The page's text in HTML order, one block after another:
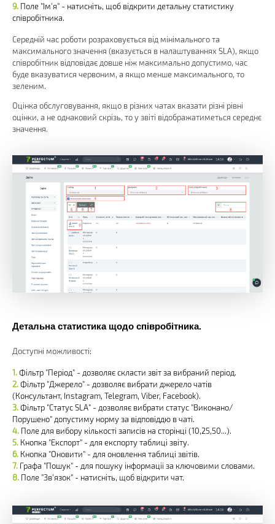
Поле "Ім'я" - натисніть, щоб відкрити детальну статистику
співробітника.
Середній час роботи розраховується від мінімального та
максимального значення (вказується в налаштуваннях SLA), якщо
співробітник відповідає довше ніж максимально допустимо, час
буде вказуватися червоним, а якщо менше максимального, то
зеленим.
Оцінка обслуговування, якщо в різних чатах вказати різні рівні
оцінки, а не однаковий скрізь, то у звіті відображатиметься середнє
значення.
Детальна статистика щодо співробітника.
Доступні можливості:
Фільтр "Період" - дозволяє скласти звіт за вибраний період.
Фільтр "Джерело" - дозволяє вибрати джерело чатів
(Консультант, Instagram, Telegram, Viber, Facebook).
Фільтр "Статус SLA" - дозволяє вибрати статус "Виконано/
Порушено" допустиму норму за відповіддю в чаті.
Поле для вибору кількості записів на сторінці (10,25,50...).
Кнопка "Експорт" - для експорту таблиці звіту.
Кнопка "Оновити" - для оновлення таблиці звітів.
Графа "Пошук" - для пошуку інформації за ключовими словами.
Поле "Зв'язок" - натисніть, щоб відкрити чат.